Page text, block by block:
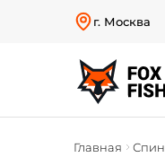
г. Москва
Главная